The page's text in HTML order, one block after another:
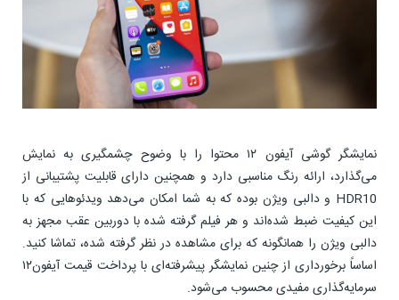
نمایشگر گوشی آیفون ۱۲ محتوا را با وضوح چشمگیری به نمایش
می‌گذارد، ارائه رنگ مناسبی دارد و همچنین دارای قابلیت پشتیبانی از
HDR10 و دالبی ویژن بوده که به شما امکان می‌دهد ویدئوهایی که با
این کیفیت ضبط شده‌اند و هر فیلم گرفته شده با دوربین عقب مجهز به
دالبی ویژن را همانگونه که برای مشاهده در نظر گرفته شده، تماشا کنید.
اساساً برخورداری از چنین نمایشگر پیشرفته‌ای با پرداخت قیمت آیفون۱۲
سرمایه‌گذاری مفیدی محسوب می‌شود.